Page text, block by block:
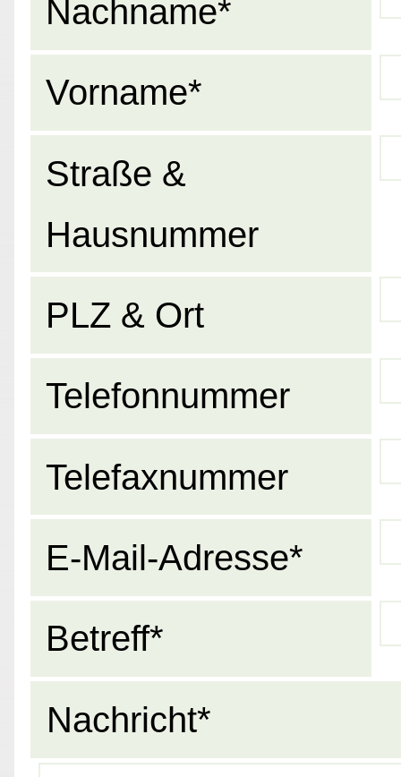
Nachname*
Vorname*
Straße &
Hausnummer
PLZ & Ort
Telefonnummer
Telefaxnummer
E-Mail-Adresse*
Betreff*
Nachricht*